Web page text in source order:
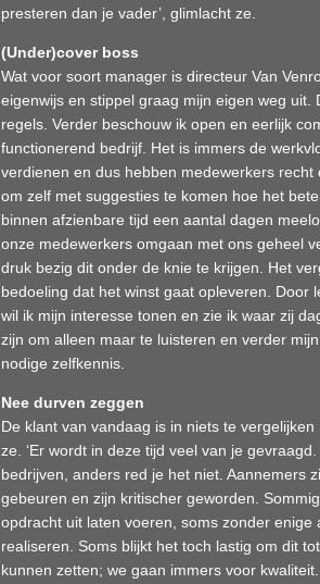
presteren dan je vader’, glimlacht ze.
(Under)cover boss
Wat voor soort manager is directeur Van
eigenwijs en stippel graag mijn eigen weg
regels. Verder beschouw ik open en eerlijk
functionerend bedrijf. Het is immers de
verdienen en dus hebben medewerkers
om zelf met suggesties te komen hoe het
binnen afzienbare tijd een aantal dagen
onze medewerkers omgaan met ons geheel
druk bezig dit onder de knie te krijgen. Het
bedoeling dat het winst gaat opleveren. Door
wil ik mijn interesse tonen en zie ik waar zij
zijn om alleen maar te luisteren en verder
nodige zelfkennis.
Nee durven zeggen
De klant van vandaag is in niets te
ze. ‘Er wordt in deze tijd veel van je
bedrijven, anders red je het niet. Aannemers
gebeuren en zijn kritischer geworden.
opdracht uit laten voeren, soms zonder
realiseren. Soms blijkt het toch lastig om dit
kunnen zetten; we gaan immers voor